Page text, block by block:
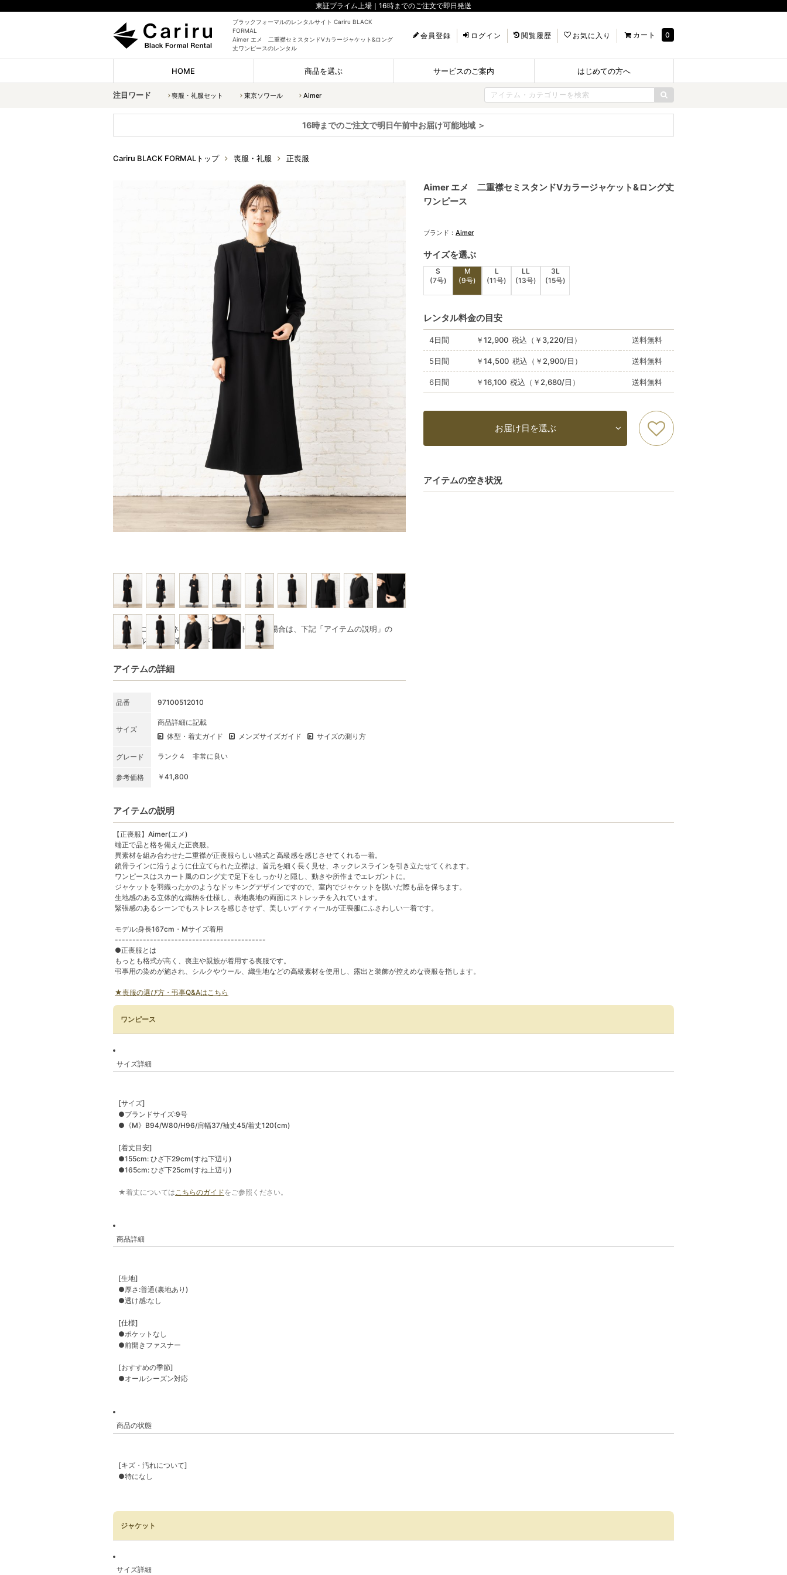
東証プライム上場｜16時までのご注文で即日発送
ブラックフォーマルのレンタルサイト Cariru BLACK
FORMAL
Aimer エメ 二重襟セミスタンドVカラージャケット&ロング
丈ワンピースのレンタル
会員登録 ログイン 閲覧履歴 お気に入り カート 0
HOME 商品を選ぶ サービスのご案内 はじめての方へ
注目ワード 喪服・礼服セット 東京ソワール Aimer
16時までのご注文で明日午前中お届け可能地域 ＞
Cariru BLACK FORMALトップ 喪服・礼服 正喪服
※写真はコーディネート例です。セット商品の場合は、下記「アイテムの説明」の
★SET内容をご確認ください
アイテムの詳細
品番 97100512010
サイズ
商品詳細に記載
体型・着丈ガイド
メンズサイズガイド サイズの測り方
グレード ランク４ 非常に良い
参考価格 ￥41,800
Aimer エメ 二重襟セミスタンドVカラージャケット&ロング丈
ワンピース
ブランド： Aimer
サイズを選ぶ
S
(7号)
M
(9号)
L
(11号)
LL
(13号)
3L
(15号)
レンタル料金の目安
4日間 ￥12,900 税込（￥3,220/日） 送料無料
5日間 ￥14,500 税込（￥2,900/日） 送料無料
6日間 ￥16,100 税込（￥2,680/日） 送料無料
お届け日を選ぶ
アイテムの空き状況
アイテムの説明
【正喪服】Aimer(エメ)
端正で品と格を備えた正喪服。
異素材を組み合わせた二重襟が正喪服らしい格式と高級感を感じさせてくれる一着。
鎖骨ラインに沿うように仕立てられた立襟は、首元を細く長く見せ、ネックレスラインを引き立たせてくれます。
ワンピースはスカート風のロング丈で足下をしっかりと隠し、動きや所作までエレガントに。
ジャケットを羽織ったかのようなドッキングデザインですので、室内でジャケットを脱いだ際も品を保ちます。
生地感のある立体的な織柄を仕様し、表地裏地の両面にストレッチを入れています。
緊張感のあるシーンでもストレスを感じさせず、美しいディティールが正喪服にふさわしい一着です。
モデル:身長167cm・Mサイズ着用
-------------------------------------------
●正喪服とは
もっとも格式が高く、喪主や親族が着用する喪服です。
弔事用の染めが施され、シルクやウール、織生地などの高級素材を使用し、露出と装飾が控えめな喪服を指します。
★喪服の選び方・弔事Q&Aはこちら
ワンピース
サイズ詳細
[サイズ]
●ブランドサイズ:9号
●《M》B94/W80/H96/肩幅37/袖丈45/着丈120(cm)
[着丈目安]
●155cm: ひざ下29cm(すね下辺り)
●165cm: ひざ下25cm(すね上辺り)
★着丈についてはこちらのガイドをご参照ください。
商品詳細
[生地]
●厚さ:普通(裏地あり)
●透け感:なし
[仕様]
●ポケットなし
●前開きファスナー
[おすすめの季節]
●オールシーズン対応
商品の状態
[キズ・汚れについて]
●特になし
ジャケット
サイズ詳細